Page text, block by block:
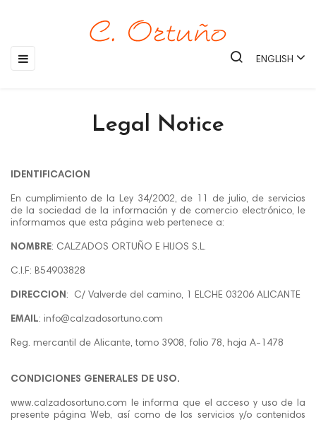
Toggle
navigation
☰ ENGLISH
Legal Notice
IDENTIFICACION
En cumplimiento de la Ley 34/2002, de 11 de julio, de servicios
de la sociedad de la información y de comercio electrónico, le
informamos que esta página web pertenece a:
NOMBRE: CALZADOS ORTUÑO E HIJOS S.L.
C.I.F: B54903828
DIRECCION: C/ Valverde del camino, 1 ELCHE 03206 ALICANTE
EMAIL: info@calzadosortuno.com
Reg. mercantil de Alicante, tomo 3908, folio 78, hoja A-1478
CONDICIONES GENERALES DE USO.
www.calzadosortuno.com le informa que el acceso y uso de la
presente página Web, así como de los servicios y/o contenidos